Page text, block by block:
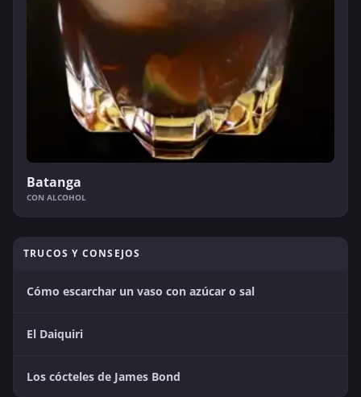
Batanga
CON ALCOHOL
TRUCOS Y CONSEJOS
Cómo escarchar un vaso con azúcar o sal
El Daiquiri
Los cócteles de James Bond